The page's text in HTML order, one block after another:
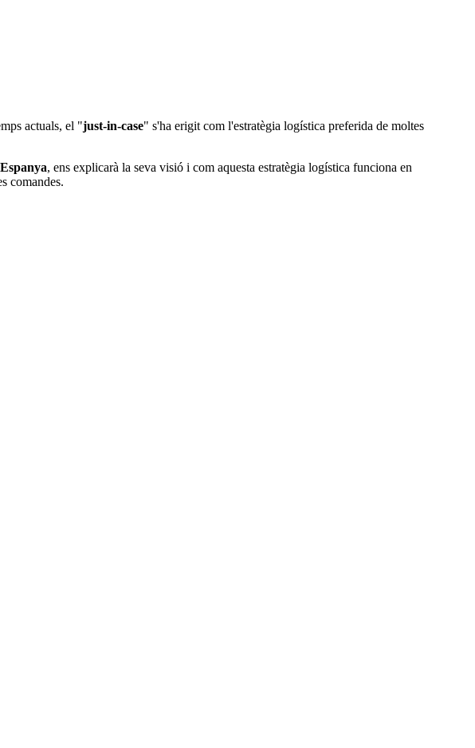
actuals, el "just-in-case" s'ha erigit com l'estratègia logística preferida de moltes
, ens explicarà la seva visió i com aquesta estratègia logística funciona en
comandes.